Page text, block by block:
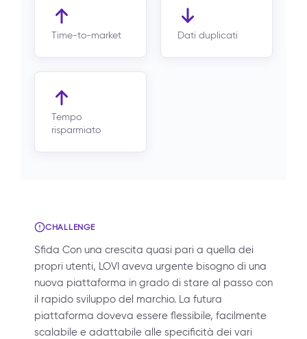
Time-to-market Dati duplicati
Tempo
risparmiato
CHALLENGE
Sfida Con una crescita quasi pari a quella dei
propri utenti, LOVI aveva urgente bisogno di una
nuova piattaforma in grado di stare al passo con
il rapido sviluppo del marchio. La futura
piattaforma doveva essere flessibile, facilmente
scalabile e adattabile alle specificità dei vari